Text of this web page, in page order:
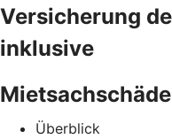
Versicherung
inklusive
Überblick